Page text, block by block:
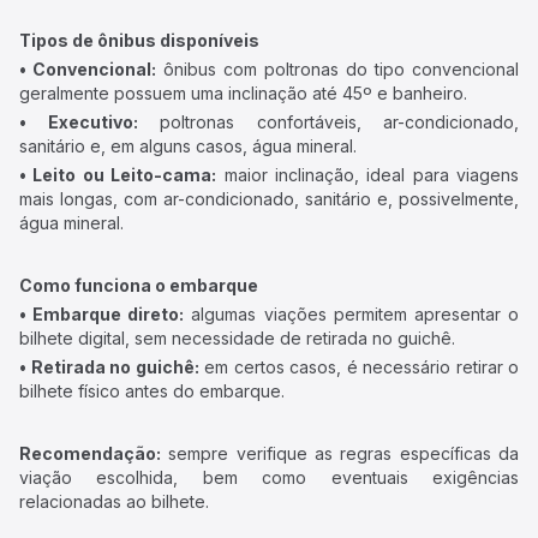
Tipos de ônibus disponíveis
• Convencional: ônibus com poltronas do tipo convencional
geralmente possuem uma inclinação até 45º e banheiro.
• Executivo: poltronas confortáveis, ar-condicionado,
sanitário e, em alguns casos, água mineral.
• Leito ou Leito-cama: maior inclinação, ideal para viagens
mais longas, com ar-condicionado, sanitário e, possivelmente,
água mineral.
Como funciona o embarque
• Embarque direto: algumas viações permitem apresentar o
bilhete digital, sem necessidade de retirada no guichê.
• Retirada no guichê: em certos casos, é necessário retirar o
bilhete físico antes do embarque.
Recomendação: sempre verifique as regras específicas da
viação escolhida, bem como eventuais exigências
relacionadas ao bilhete.